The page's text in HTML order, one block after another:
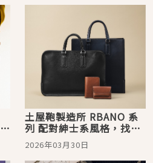
土屋鞄製造所 RBANO 系
列 配對紳士系風格，找尋
春季新職場生活的可靠夥
伴
2026年03月30日